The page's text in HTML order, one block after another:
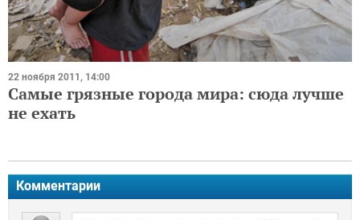
22 ноября 2011, 14:00
Самые грязные города мира: сюда лучше
не ехать
Комментарии